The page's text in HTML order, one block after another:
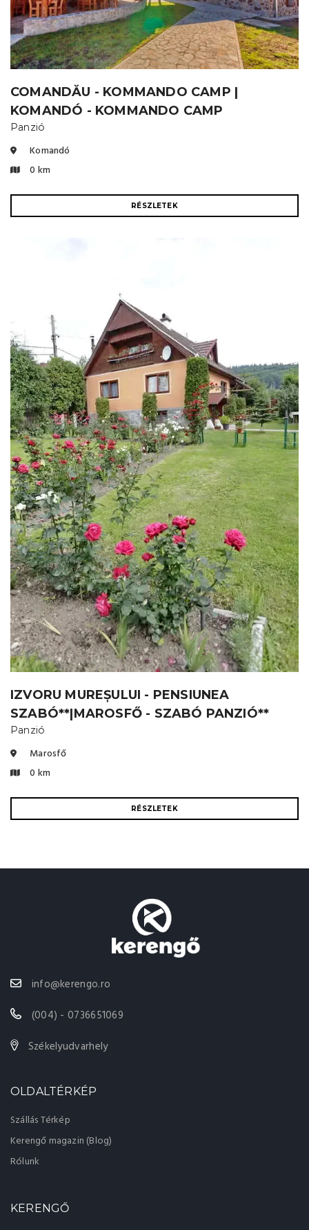
COMANDĂU - KOMMANDO CAMP |
KOMANDÓ - KOMMANDO CAMP
Panzió
Komandó
0 km
RÉSZLETEK
IZVORU MUREȘULUI - PENSIUNEA
SZABÓ**|MAROSFŐ - SZABÓ PANZIÓ**
Panzió
Marosfő
0 km
RÉSZLETEK
info@kerengo.ro
(004) - 0736651069
Székelyudvarhely
OLDALTÉRKÉP
Szállás Térkép
Kerengő magazin (Blog)
Rólunk
KERENGŐ